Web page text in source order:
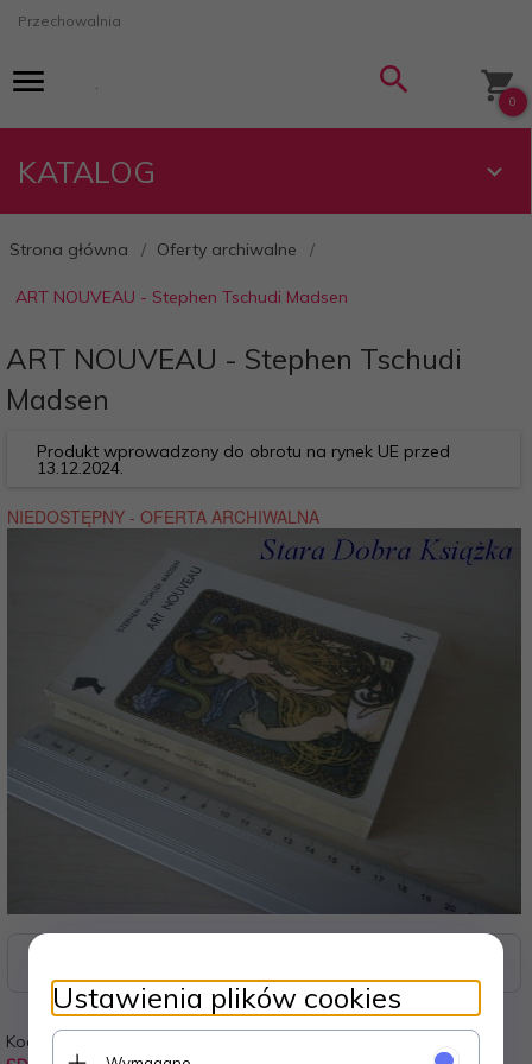
Przechowalnia
0
KATALOG
Strona główna Oferty archiwalne
ART NOUVEAU - Stephen Tschudi Madsen
ART NOUVEAU - Stephen Tschudi
Madsen
Produkt wprowadzony do obrotu na rynek UE przed
13.12.2024.
Kod:
Ustawienia plików cookies